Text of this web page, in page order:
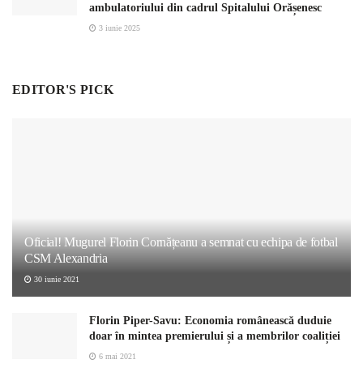
ambulatoriului din cadrul Spitalului Orășenesc
3 iunie 2025
EDITOR'S PICK
Oficial! Mugurel Florin Cornățeanu a semnat cu echipa de fotbal
CSM Alexandria
30 iunie 2021
Florin Piper-Savu: Economia românească duduie
doar în mintea premierului și a membrilor coaliției
6 mai 2021